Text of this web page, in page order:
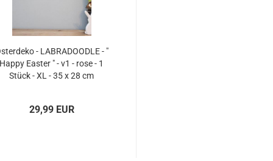
- LABRADOODLE - "
Happy Easter " - v1 - rose - 1
Stück - XL - 35 x 28 cm
29,99 EUR